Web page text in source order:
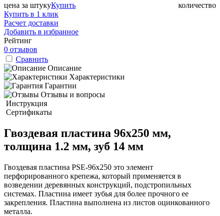
цена за штуку количество
Купить
Купить в 1 клик
Расчет доставки
Добавить в избранное
Рейтинг
0 отзывов
Сравнить
Описание
Характеристики
Гарантии
Отзывы и вопросы
Инструкция
Сертификаты
Гвоздевая пластина 96x250 мм,
толщина 1.2 мм, зуб 14 мм
Гвоздевая пластина PSE-96x250 это элемент
перфорированного крепежа, который применяется в
возведении деревянных конструкций, подстропильных
системах. Пластина имеет зубья для более прочного ее
закрепления. Пластина выполнена из листов оцинкованного
металла.